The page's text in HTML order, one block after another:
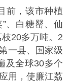
前，该市种植
、白糖罂、仙
20多万吨。2
一县、国家级
及全球30多个
用，使廉江荔